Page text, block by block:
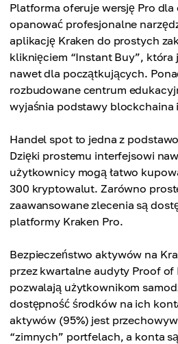
Platforma oferuje wersję Pro
opanować profesjonalne
aplikację Kraken do prostych
kliknięciem “Instant Buy”, która
nawet dla początkujących.
rozbudowane centrum
wyjaśnia podstawy blockchaina
Handel spot to jedna z
Dzięki prostemu interfejsowi
użytkownicy mogą łatwo
300 kryptowalut. Zarówno
zaawansowane zlecenia są
platformy Kraken Pro.
Bezpieczeństwo aktywów na
przez kwartalne audyty Proof of
pozwalają użytkownikom
dostępność środków na ich
aktywów (95%) jest
“zimnych” portfelach, a konta